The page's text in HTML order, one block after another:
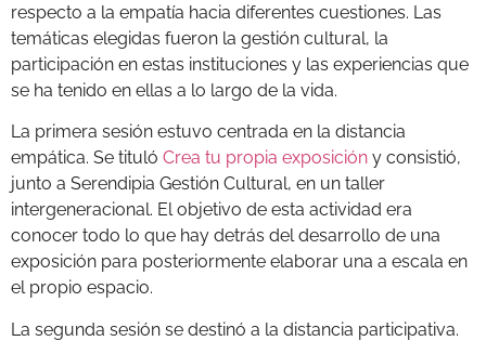
respecto a la empatía hacia diferentes cuestiones. Las
temáticas elegidas fueron la gestión cultural, la
participación en estas instituciones y las experiencias que
se ha tenido en ellas a lo largo de la vida.
La primera sesión estuvo centrada en la distancia
empática. Se tituló Crea tu propia exposición y consistió,
junto a Serendipia Gestión Cultural, en un taller
intergeneracional. El objetivo de esta actividad era
conocer todo lo que hay detrás del desarrollo de una
exposición para posteriormente elaborar una a escala en
el propio espacio.
La segunda sesión se destinó a la distancia participativa.